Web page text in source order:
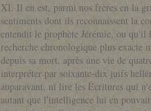
XI. Il en est, parmi nos frères en la
sentiments dont ils reconnaissent la
entendit le prophète Jérémie, ou qu'il
recherche chronologique plus exacte
depuis sa mort, après une vie de
interpréter par soixante-dix juifs
auparavant, ni lire les Écritures qui
autant que l'intelligence lui en